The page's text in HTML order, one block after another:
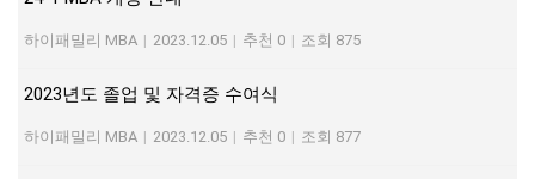
하이패밀리 MBA | 2023.12.05 | 추천 0 | 조회 875
2023년도 졸업 및 자격증 수여식
하이패밀리 MBA | 2023.12.05 | 추천 0 | 조회 877